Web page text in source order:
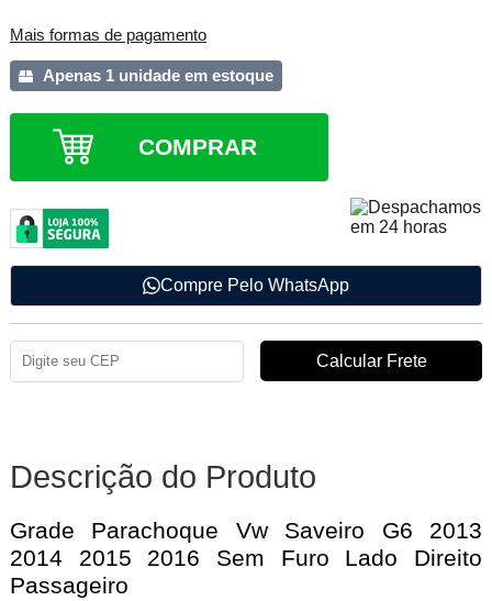
Mais formas de pagamento
Apenas 1 unidade em estoque
COMPRAR
Compre Pelo WhatsApp
Descrição do Produto
Grade Parachoque Vw Saveiro G6 2013
2014 2015 2016 Sem Furo Lado Direito
Passageiro